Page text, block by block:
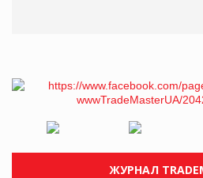
ЖУРНАЛ